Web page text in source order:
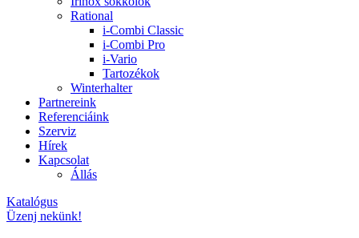
Rational
i-Combi Classic
i-Combi Pro
i-Vario
Tartozékok
Winterhalter
Partnereink
Referenciáink
Szerviz
Hírek
Kapcsolat
Állás
Katalógus
Üzenj nekünk!